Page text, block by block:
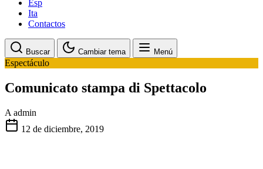
Esp
Ita
Contactos
Buscar Cambiar tema Menú
Espectáculo
Comunicato stampa di Spettacolo
A admin
12 de diciembre, 2019